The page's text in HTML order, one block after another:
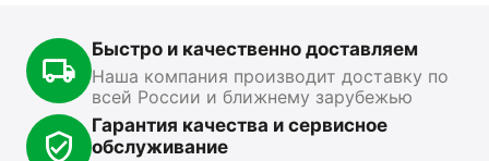
15 499 00 ₽ 13 89000 ₽
Показать ещё
Быстро и качественно доставляем
Наша компания производит доставку по
всей России и ближнему зарубежью
Гарантия качества и сервисное
обслуживание